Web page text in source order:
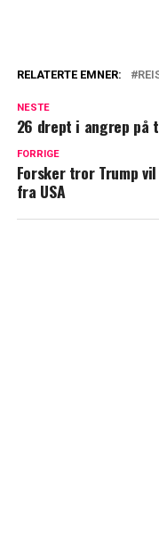
RELATERTE EMNER:
NESTE
26 drept i angrep på
FORRIGE
Forsker tror Trump
fra USA